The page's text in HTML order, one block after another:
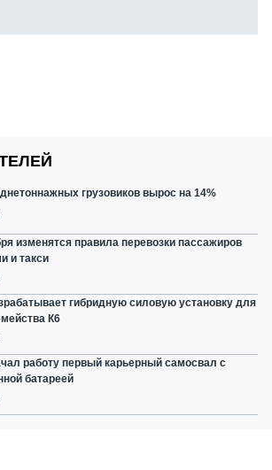
грузовиков вырос на 14%
изменятся правила перевозки пассажиров
и такси
гибридную силовую установку для
К6
работу первый карьерный самосвал с
батареей